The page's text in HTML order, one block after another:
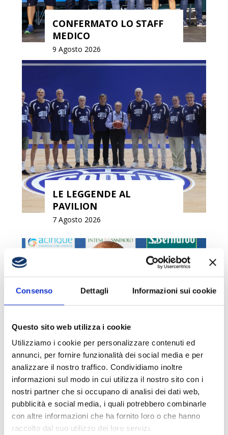
Consenso Dettagli Informazioni sui cookie
Questo sito web utilizza i cookie
Utilizziamo i cookie per personalizzare contenuti ed
annunci, per fornire funzionalità dei social media e per
analizzare il nostro traffico. Condividiamo inoltre
informazioni sul modo in cui utilizza il nostro sito con i
nostri partner che si occupano di analisi dei dati web,
pubblicità e social media, i quali potrebbero combinarle
con altre informazioni che ha fornito loro o che hanno
raccolto dal suo utilizzo dei loro servizi.
CONFERMATO LO STAFF
MEDICO
9 Agosto 2026
LE LEGGENDE AL
PAVILION
7 Agosto 2026
VITUCCI: «DIFFICILE STABILIRE A
PRIORI SE UN CALENDARIO SIA
FAVOREVOLE»
3 Agosto 2026